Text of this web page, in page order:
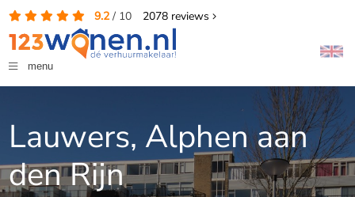
9.2/ 10 2078reviews
menu
Lauwers, Alphen aan
den Rijn